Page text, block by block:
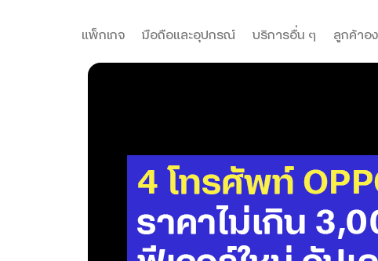
แพ็กเกจ มือถือและอุปกรณ์ บริการอื่น ๆ ลูกค้าอ